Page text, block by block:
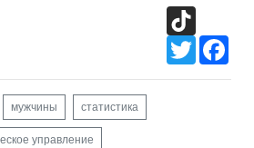
Twitter
мужчины статистика
управление